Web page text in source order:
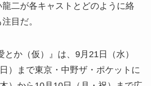
二が各キャストとどのように絡
目だ。
とか（仮）』は、9月21日（水）
）まで東京・中野ザ・ポケットに